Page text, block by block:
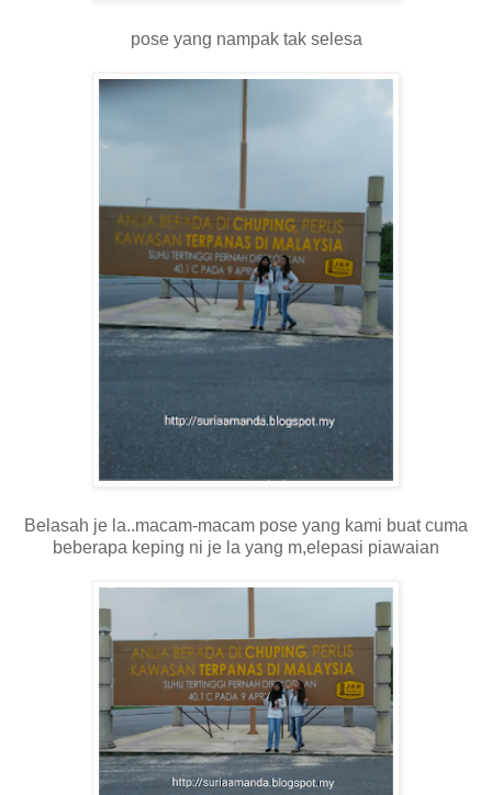
pose yang nampak tak selesa
Belasah je la..macam-macam pose yang kami buat cuma
beberapa keping ni je la yang m,elepasi piawaian